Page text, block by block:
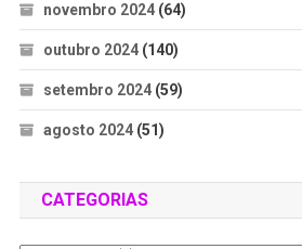
novembro 2024(64)
outubro 2024(140)
setembro 2024(59)
agosto 2024(51)
CATEGORIAS